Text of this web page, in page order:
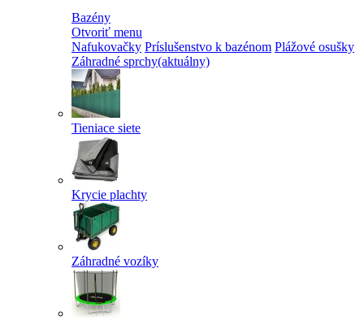
Bazény
Otvoriť menu
Nafukovačky Príslušenstvo k bazénom Plážové osušky
Záhradné sprchy(aktuálny)
Tieniace siete
Krycie plachty
Záhradné vozíky